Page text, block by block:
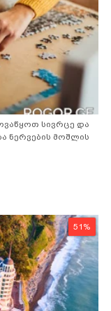
სივრცე და
ნერვების მოშლის
51%